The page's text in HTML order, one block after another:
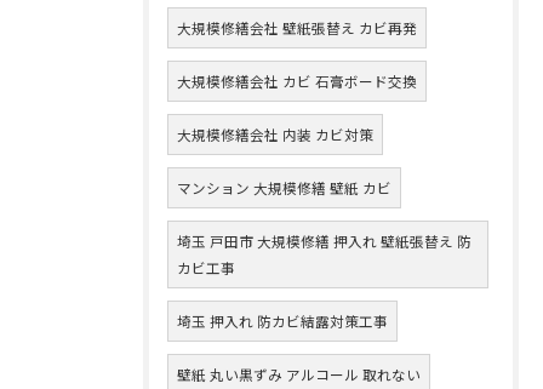
大規模修繕会社 壁紙張替え カビ再発
大規模修繕会社 カビ 石膏ボード交換
大規模修繕会社 内装 カビ対策
マンション 大規模修繕 壁紙 カビ
埼玉 戸田市 大規模修繕 押入れ 壁紙張替え 防
カビ工事
埼玉 押入れ 防カビ結露対策工事
壁紙 丸い黒ずみ アルコール 取れない